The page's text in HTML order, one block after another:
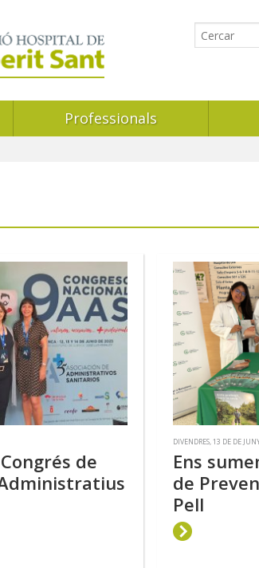
Professionals
de
DIVENDRES, 13 DE DE
Ens
de
Pell